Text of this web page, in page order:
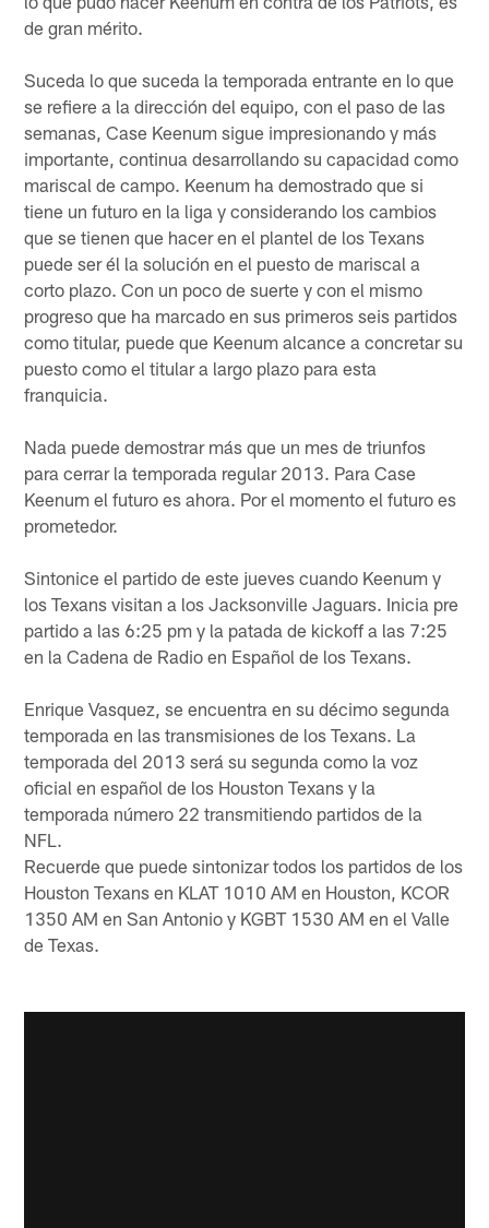
de gran mérito.
Suceda lo que suceda la temporada entrante en lo que
se refiere a la dirección del equipo, con el paso de las
semanas, Case Keenum sigue impresionando y más
importante, continua desarrollando su capacidad como
mariscal de campo. Keenum ha demostrado que si
tiene un futuro en la liga y considerando los cambios
que se tienen que hacer en el plantel de los Texans
puede ser él la solución en el puesto de mariscal a
corto plazo. Con un poco de suerte y con el mismo
progreso que ha marcado en sus primeros seis partidos
como titular, puede que Keenum alcance a concretar su
puesto como el titular a largo plazo para esta
franquicia.
Nada puede demostrar más que un mes de triunfos
para cerrar la temporada regular 2013. Para Case
Keenum el futuro es ahora. Por el momento el futuro es
prometedor.
Sintonice el partido de este jueves cuando Keenum y
los Texans visitan a los Jacksonville Jaguars. Inicia pre
partido a las 6:25 pm y la patada de kickoff a las 7:25
en la Cadena de Radio en Español de los Texans.
Enrique Vasquez, se encuentra en su décimo segunda
temporada en las transmisiones de los Texans. La
temporada del 2013 será su segunda como la voz
oficial en español de los Houston Texans y la
temporada número 22 transmitiendo partidos de la
NFL.
Recuerde que puede sintonizar todos los partidos de los
Houston Texans en KLAT 1010 AM en Houston, KCOR
1350 AM en San Antonio y KGBT 1530 AM en el Valle
de Texas.